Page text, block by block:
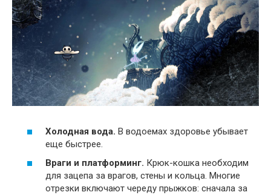
Холодная вода. В водоемах здоровье убывает
еще быстрее.
Враги и платформинг. Крюк-кошка необходим
для зацепа за врагов, стены и кольца. Многие
отрезки включают череду прыжков: сначала за